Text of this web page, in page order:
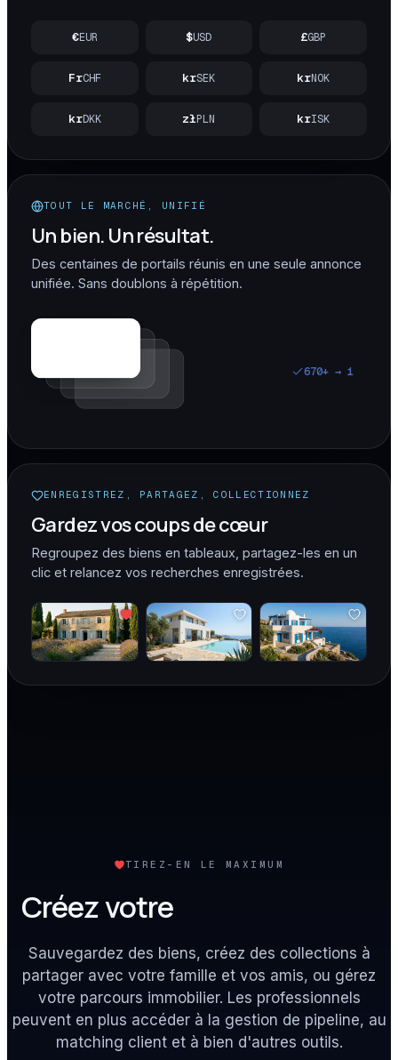
€EUR $USD £GBP
FrCHF krSEK krNOK
krDKK złPLN krISK
TOUT LE MARCHÉ, UNIFIÉ
Un bien. Un résultat.
Des centaines de portails réunis en une seule annonce
unifiée. Sans doublons à répétition.
670+ → 1
ENREGISTREZ, PARTAGEZ, COLLECTIONNEZ
Gardez vos coups de cœur
Regroupez des biens en tableaux, partagez-les en un
clic et relancez vos recherches enregistrées.
TIREZ-EN LE MAXIMUM
Créez votre
Sauvegardez des biens, créez des collections à
partager avec votre famille et vos amis, ou gérez
votre parcours immobilier. Les professionnels
peuvent en plus accéder à la gestion de pipeline, au
matching client et à bien d'autres outils.